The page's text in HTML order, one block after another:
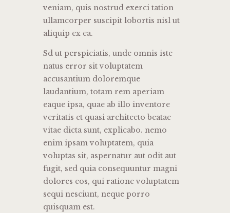
veniam, quis nostrud exerci tation
ullamcorper suscipit lobortis nisl ut
aliquip ex ea.
Sd ut perspiciatis, unde omnis iste
natus error sit voluptatem
accusantium doloremque
laudantium, totam rem aperiam
eaque ipsa, quae ab illo inventore
veritatis et quasi architecto beatae
vitae dicta sunt, explicabo. nemo
enim ipsam voluptatem, quia
voluptas sit, aspernatur aut odit aut
fugit, sed quia consequuntur magni
dolores eos, qui ratione voluptatem
sequi nesciunt, neque porro
quisquam est.